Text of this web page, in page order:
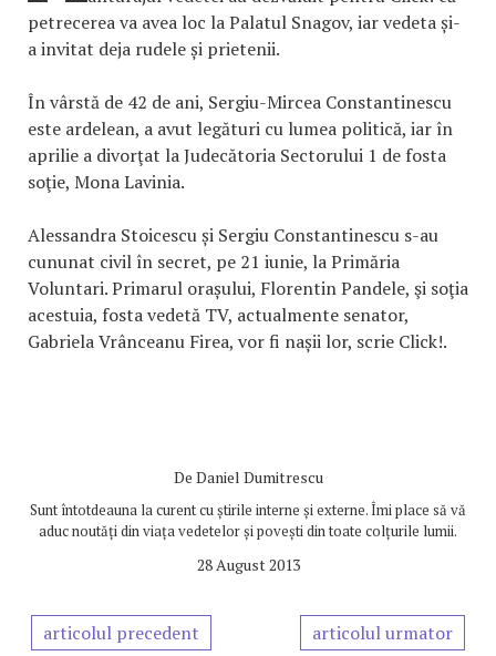
petrecerea va avea loc la Palatul Snagov, iar vedeta și-
a invitat deja rudele și prietenii.
În vârstă de 42 de ani, Sergiu-Mircea Constantinescu
este ardelean, a avut legături cu lumea politică, iar în
aprilie a divorţat la Judecătoria Sectorului 1 de fosta
soţie, Mona Lavinia.
Alessandra Stoicescu și Sergiu Constantinescu s-au
cununat civil în secret, pe 21 iunie, la Primăria
Voluntari. Primarul orașului, Florentin Pandele, şi soţia
acestuia, fosta vedetă TV, actualmente senator,
Gabriela Vrânceanu Firea, vor fi nașii lor, scrie Click!.
De Daniel Dumitrescu
Sunt întotdeauna la curent cu știrile interne și externe. Îmi place să vă
aduc noutăți din viața vedetelor și povești din toate colțurile lumii.
28 August 2013
articolul precedent articolul urmator